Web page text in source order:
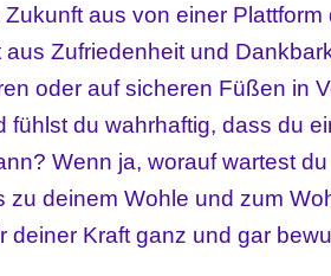
aus von einer Plattform
Zufriedenheit und
oder auf sicheren Füßen in
fühlst du wahrhaftig, dass du
Wenn ja, worauf wartest
zu deinem Wohle und zum
deiner Kraft ganz und gar